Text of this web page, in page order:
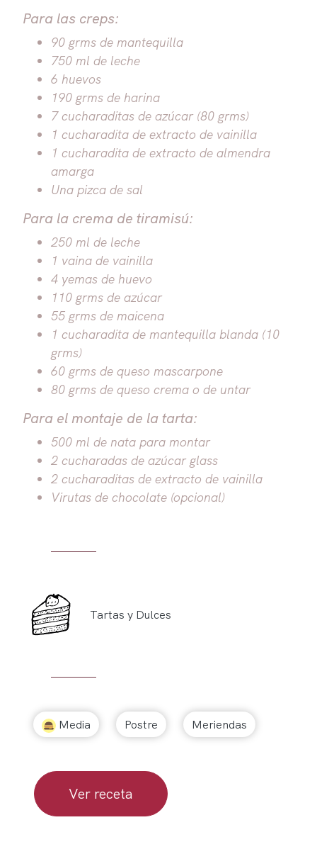
Para las creps:
90 grms de mantequilla
750 ml de leche
6 huevos
190 grms de harina
7 cucharaditas de azúcar (80 grms)
1 cucharadita de extracto de vainilla
1 cucharadita de extracto de almendra
amarga
Una pizca de sal
Para la crema de tiramisú:
250 ml de leche
1 vaina de vainilla
4 yemas de huevo
110 grms de azúcar
55 grms de maicena
1 cucharadita de mantequilla blanda (10
grms)
60 grms de queso mascarpone
80 grms de queso crema o de untar
Para el montaje de la tarta:
500 ml de nata para montar
2 cucharadas de azúcar glass
2 cucharaditas de extracto de vainilla
Virutas de chocolate (opcional)
Tartas y Dulces
Media Postre Meriendas
Ver receta